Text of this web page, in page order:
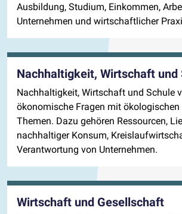
Ausbildung, Studium, Einkommen,
Unternehmen und wirtschaftlicher
Nachhaltigkeit, Wirtschaft und
Nachhaltigkeit, Wirtschaft und Schule
ökonomische Fragen mit
Themen. Dazu gehören Ressourcen,
nachhaltiger Konsum,
Verantwortung von Unternehmen.
Wirtschaft und Gesellschaft